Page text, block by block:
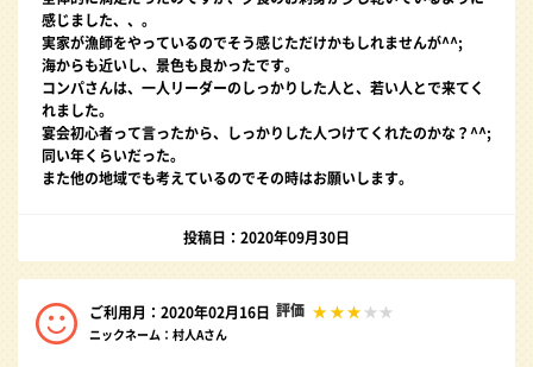
感じました、、。
実家が漁師をやっているのでそう感じただけかもしれませんが^^;
海からも近いし、景色も良かったです。
コンパさんは、一人リーダーのしっかりした人と、若い人とで来てく
れました。
宴会初心者って言ったから、しっかりした人つけてくれたのかな？^^;
同い年くらいだった。
また他の地域でも考えているのでその時はお願いします。
投稿日：2020年09月30日
ご利用月：2020年02月16日 評価
ニックネーム：村人Aさん